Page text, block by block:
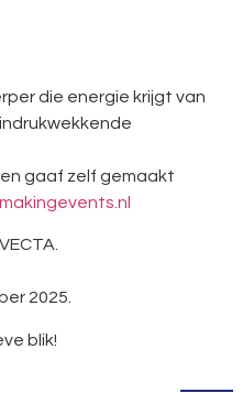
die energie krijgt van
gaaf zelf gemaakt
2025.
blik!